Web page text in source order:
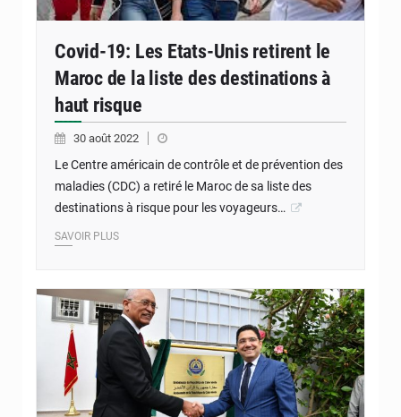
Covid-19: Les Etats-Unis retirent le
Maroc de la liste des destinations à
haut risque
30 août 2022
Le Centre américain de contrôle et de prévention des
maladies (CDC) a retiré le Maroc de sa liste des
destinations à risque pour les voyageurs…
SAVOIR PLUS